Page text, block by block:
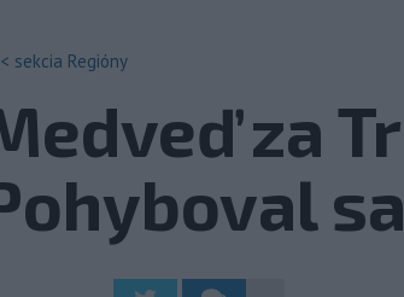
< sekcia Regióny
za